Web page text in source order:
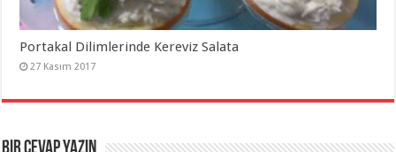
Portakal Dilimlerinde Kereviz Salata
27 Kasım 2017